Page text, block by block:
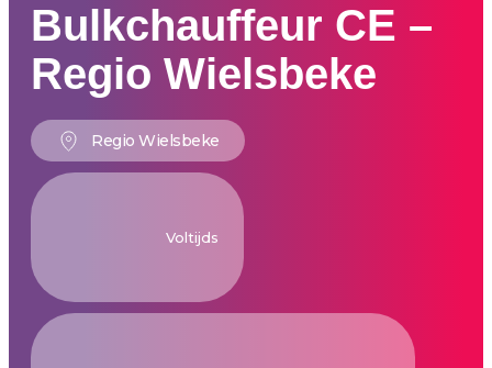
Bulkchauffeur CE –
Regio Wielsbeke
Regio Wielsbeke
Voltijds